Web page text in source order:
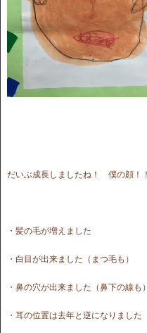
だいぶ成長しましたね！ 僕の顔！！
・髪の毛が増えました
・白目が出来ました（まつ毛も）
・鼻の穴が出来ました（鼻下の線も）
・耳の位置は去年と逆になりました